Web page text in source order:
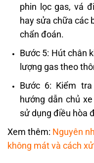
phin lọc gas, vá
hay sửa chữa các
chẩn đoán.
Bước 5: Hút chân
lượng gas theo
Bước 6: Kiểm
hướng dẫn chủ
sử dụng điều hòa
Xem thêm: Nguyên
không mát và cách